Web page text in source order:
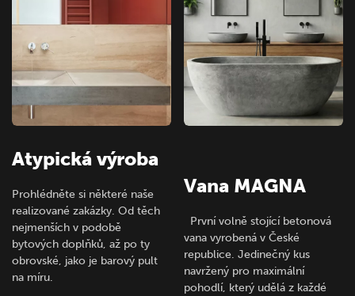
Atypická výroba
Prohlédněte si některé naše
realizované zakázky. Od těch
nejmenších v podobě
bytových doplňků, až po ty
obrovské, jako je barový pult
na míru.
Vana MAGNA
První volně stojící betonová
vana vyrobená v České
republice. Jedinečný kus
navržený pro maximální
pohodlí, který udělá z každé